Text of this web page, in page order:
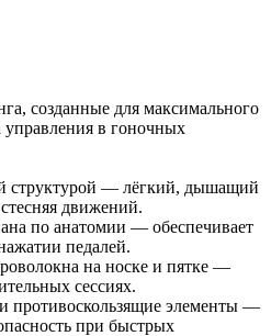
созданные для максимального
управления в гоночных
структурой — лёгкий, дышащий
движений.
по анатомии — обеспечивает
педалей.
на носке и пятке —
сессиях.
противоскользящие элементы —
при быстрых